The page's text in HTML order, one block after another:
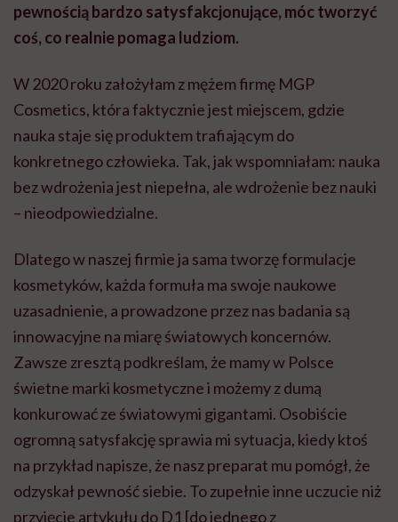
pewnością bardzo satysfakcjonujące, móc tworzyć
coś, co realnie pomaga ludziom.
W 2020 roku założyłam z mężem firmę MGP
Cosmetics, która faktycznie jest miejscem, gdzie
nauka staje się produktem trafiającym do
konkretnego człowieka. Tak, jak wspomniałam: nauka
bez wdrożenia jest niepełna, ale wdrożenie bez nauki
– nieodpowiedzialne.
Dlatego w naszej firmie ja sama tworzę formulacje
kosmetyków, każda formuła ma swoje naukowe
uzasadnienie, a prowadzone przez nas badania są
innowacyjne na miarę światowych koncernów.
Zawsze zresztą podkreślam, że mamy w Polsce
świetne marki kosmetyczne i możemy z dumą
konkurować ze światowymi gigantami. Osobiście
ogromną satysfakcję sprawia mi sytuacja, kiedy ktoś
na przykład napisze, że nasz preparat mu pomógł, że
odzyskał pewność siebie. To zupełnie inne uczucie niż
przyjęcie artykułu do D1 [do jednego z